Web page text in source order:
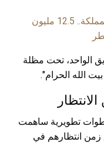
أرقام قياسية لمطارات المملكة.. 12.5 مليون
الواحد، تحت مظلة
الله الحرام".
تطويرية ساهمت
زمن انتظارهم في